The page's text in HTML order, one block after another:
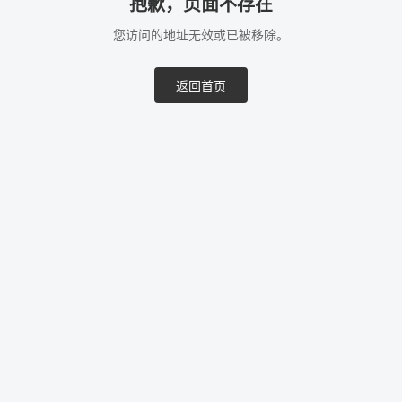
抱歉，页面不存在
您访问的地址无效或已被移除。
返回首页